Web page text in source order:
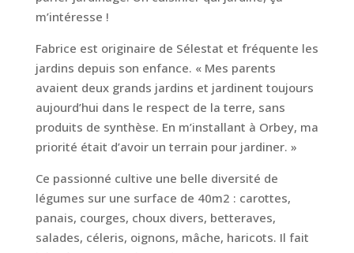
m’intéresse !
Fabrice est originaire de Sélestat et fréquente les
jardins depuis son enfance. « Mes parents
avaient deux grands jardins et jardinent toujours
aujourd’hui dans le respect de la terre, sans
produits de synthèse. En m’installant à Orbey, ma
priorité était d’avoir un terrain pour jardiner. »
Ce passionné cultive une belle diversité de
légumes sur une surface de 40m2 : carottes,
panais, courges, choux divers, betteraves,
salades, céleris, oignons, mâche, haricots. Il fait